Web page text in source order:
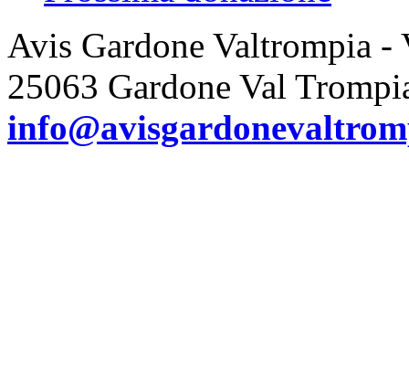
Avis Gardone Valtrompia
25063 Gardone Val